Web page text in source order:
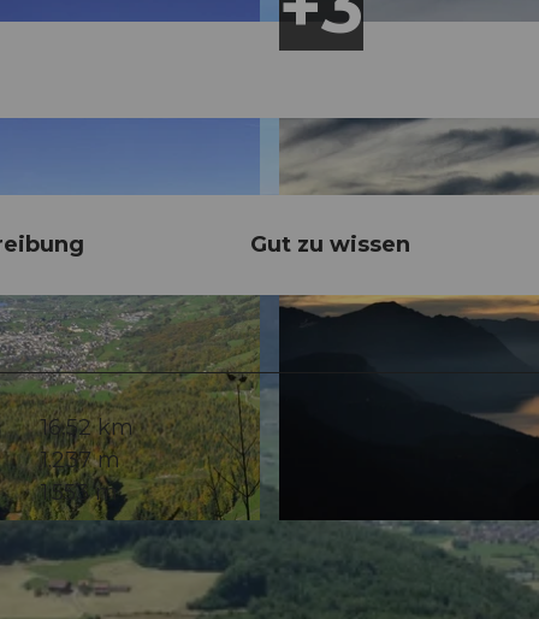
© Steffi Bürgler, Stoos-Muotatal Tourismus
Gut zu wissen
16,52 km
1.237 m
1.553 m